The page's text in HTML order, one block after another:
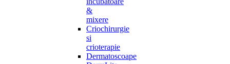
&
mixere
Criochirurgie
si
crioterapie
Dermatoscoape